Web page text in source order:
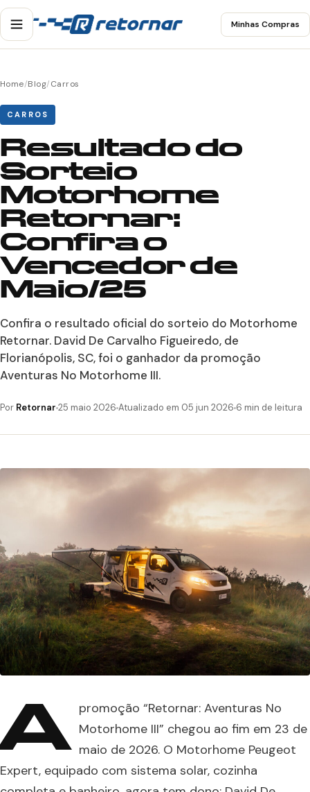
Minhas Compras
Home/Blog/Carros
CARROS
Resultado do
Sorteio
Motorhome
Retornar:
Confira o
Vencedor de
Maio/25
Confira o resultado oficial do sorteio do Motorhome
Retornar. David De Carvalho Figueiredo, de
Florianópolis, SC, foi o ganhador da promoção
Aventuras No Motorhome III.
Por Retornar 25 maio 2026 Atualizado em 05 jun 2026 6 min de leitura
promoção “Retornar: Aventuras No
Motorhome III” chegou ao fim em 23 de
maio de 2026. O Motorhome Peugeot
Expert, equipado com sistema solar, cozinha